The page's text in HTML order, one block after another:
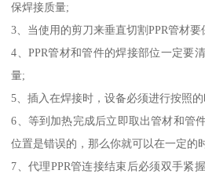
保焊接质量;
3、当使用的剪刀来垂直切割PPR管材
4、PPR管材和管件的焊接部位一定要
量;
5、插入在焊接时，设备必须进行按照
6、等到加热完成后立即取出管材和管
位置是错误的，那么你就可以在一定的
7、代理PPR管连接结束后必须双手紧